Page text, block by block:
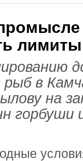
лимиты
рыб в
на
горбуши